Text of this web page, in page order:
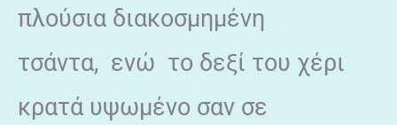
πλούσια διακοσμημένη
τσάντα, ενώ το δεξί του χέρι
κρατά υψωμένο σαν σε